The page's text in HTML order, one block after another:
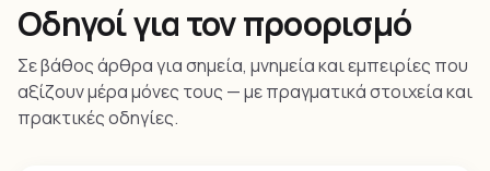
Οδηγοί για τον προορισμό
Σε βάθος άρθρα για σημεία, μνημεία και εμπειρίες που
αξίζουν μέρα μόνες τους — με πραγματικά στοιχεία και
πρακτικές οδηγίες.